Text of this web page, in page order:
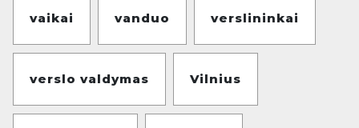
vaikai vanduo verslininkai
verslo valdymas Vilnius